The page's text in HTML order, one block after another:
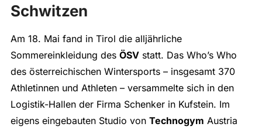
Schwitzen
Am 18. Mai fand in Tirol die alljährliche
Sommereinkleidung des ÖSVstatt. Das Who’s Who
des österreichischen Wintersports – insgesamt 370
Athletinnen und Athleten – versammelte sich in den
Logistik-Hallen der Firma Schenker in Kufstein. Im
eigens eingebauten Studio von Technogym Austria